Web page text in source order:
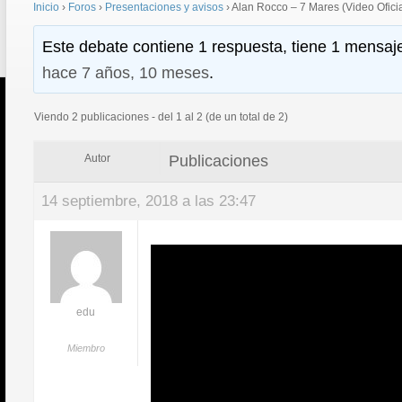
Tutorial de CLA Effects, aprende a
aplicar efectos a tus voces.
Inicio › Foros › Presentaciones y avisos ›Alan Rocco – 7 Mares (Video
Este debate contiene 1 respuesta, tiene 1
hace 7 años, 10 meses.
Viendo 2 publicaciones - del 1 al 2 (de un total de 2)
Autor Publicaciones
14 septiembre, 2018 a las 23:47
edu
Miembro